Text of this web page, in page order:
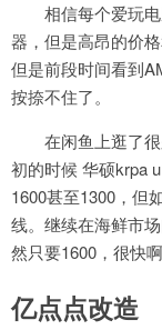
相信每个爱玩
器，但是高昂的价
但是前段时间看到
按捺不住了。
在闲鱼上逛了
初的时候 华硕krpa
1600甚至1300，但
线。继续在海鲜市
然只要1600，很快
亿点点改造